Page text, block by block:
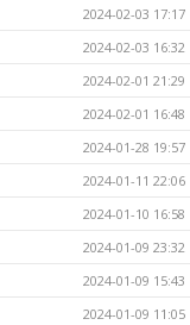
2024-02-03 17:17
2024-02-03 16:32
2024-02-01 21:29
2024-02-01 16:48
2024-01-28 19:57
2024-01-11 22:06
2024-01-10 16:58
2024-01-09 23:32
2024-01-09 15:43
2024-01-09 11:05